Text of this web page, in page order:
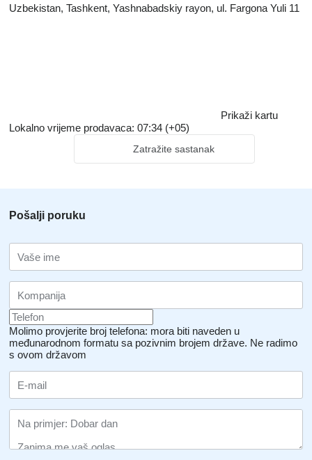
Uzbekistan, Tashkent, Yashnabadskiy rayon, ul. Fargona Yuli 11
Prikaži kartu
Lokalno vrijeme prodavaca: 07:34 (+05)
Zatražite sastanak
Pošalji poruku
Molimo provjerite broj telefona: mora biti naveden u
međunarodnom formatu sa pozivnim brojem države. Ne radimo
s ovom državom